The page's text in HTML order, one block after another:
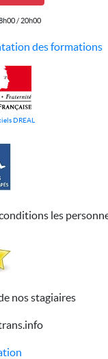
/ 20h00
des formations
DREAL
les
nos stagiaires